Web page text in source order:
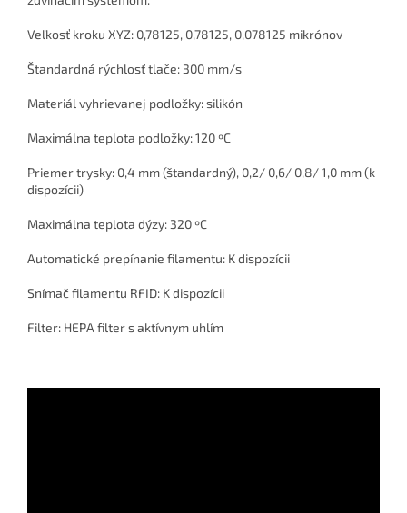
Veľkosť kroku XYZ: 0,78125, 0,78125, 0,078125 mikrónov
Štandardná rýchlosť tlače: 300 mm/s
Materiál vyhrievanej podložky: silikón
Maximálna teplota podložky: 120 ºC
Priemer trysky: 0,4 mm (štandardný), 0,2/ 0,6/ 0,8/ 1,0 mm (k
dispozícii)
Maximálna teplota dýzy: 320 ºC
Automatické prepínanie filamentu: K dispozícii
Snímač filamentu RFID: K dispozícii
Filter: HEPA filter s aktívnym uhlím